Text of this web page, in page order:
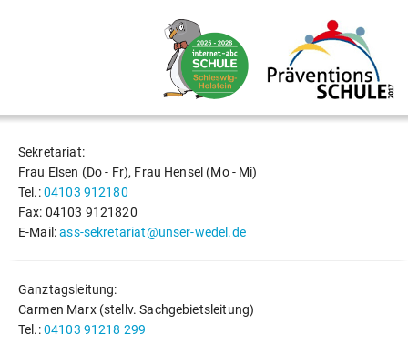
Sekretariat:
Frau Elsen (Do - Fr), Frau Hensel (Mo - Mi)
Tel.:04103 912180
Fax: 04103 9121820
E-Mail:ass-sekretariat@unser-wedel.de
Ganztagsleitung:
Carmen Marx (stellv. Sachgebietsleitung)
Tel.:04103 91218 299